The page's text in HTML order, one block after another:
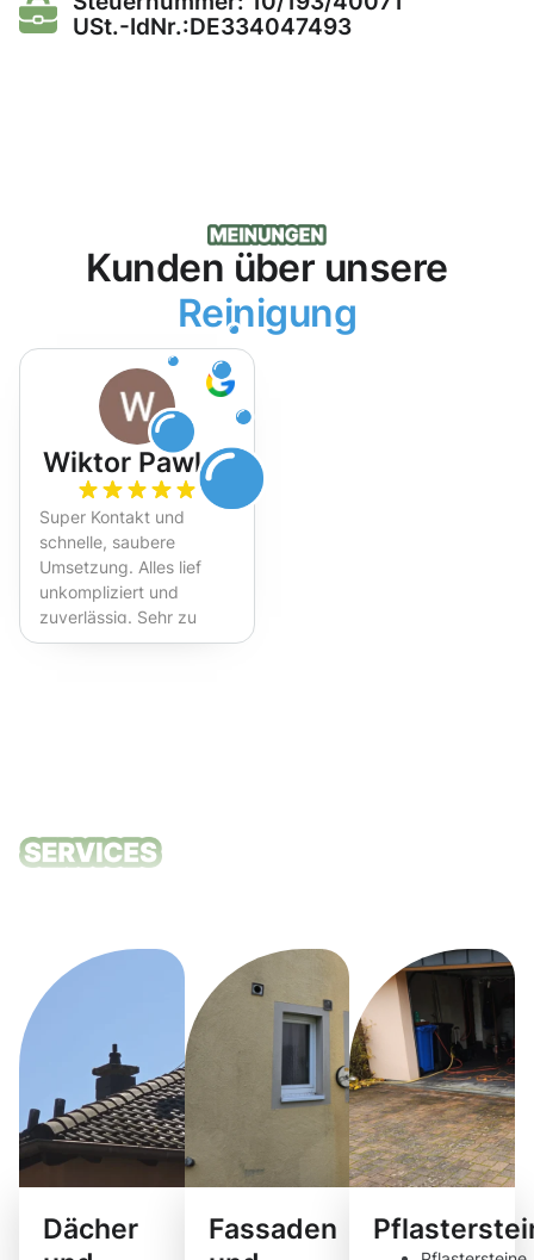
USt.-IdNr.:DE334047493
Kunden über unsere
Reinigung
Wiktor Pawlak
Super Kontakt und
schnelle, saubere
Umsetzung. Alles lief
unkompliziert und
zuverlässig. Sehr zu
empfehlen!
Dächer
Fassaden